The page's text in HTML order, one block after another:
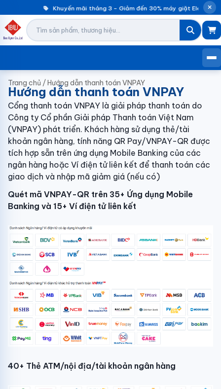
Khuyến mãi tháng 3 – Giảm đến 30% máy giặt
Trang chủ /Hướng dẫn thanh toán VNPAY
Hướng dẫn thanh toán VNPAY
Cổng thanh toán VNPAY là giải pháp thanh toán do
Công ty Cổ phần Giải pháp Thanh toán Việt Nam
(VNPAY) phát triển. Khách hàng sử dụng thẻ/tài
khoản ngân hàng, tính năng QR Pay/VNPAY-QR được
tích hợp sẵn trên ứng dụng Mobile Banking của các
ngân hàng hoặc Ví điện tử liên kết để thanh toán các
giao dịch và nhập mã giảm giá (nếu có)
Quét mã VNPAY-QR trên 35+ Ứng dụng Mobile
Banking và 15+ Ví điện tử liên kết
40+ Thẻ ATM/nội địa/tài khoản ngân hàng